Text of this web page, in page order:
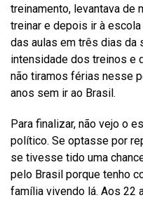
treinamento, levantava de
treinar e depois ir à
das aulas em três dias da
intensidade dos treinos e
não tiramos férias nesse
anos sem ir ao Brasil.
Para finalizar, não vejo o
político. Se optasse por
se tivesse tido uma
pelo Brasil porque tenho
família vivendo lá. Aos 22